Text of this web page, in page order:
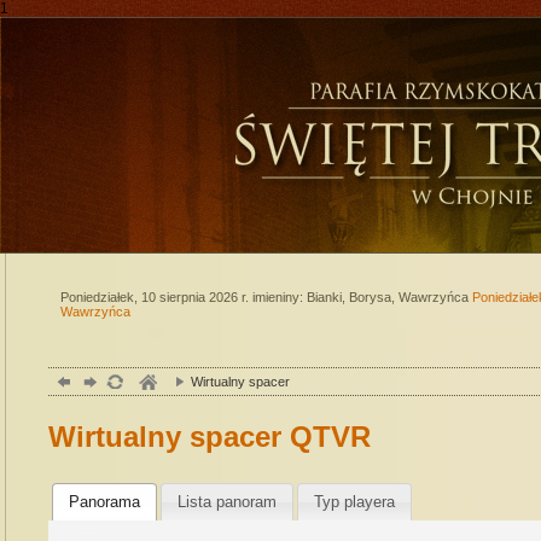
1
Poniedziałek, 10 sierpnia 2026 r. imieniny: Bianki, Borysa, Wawrzyńca
Wawrzyńca
Wirtualny spacer
Wirtualny spacer QTVR
Panorama Lista panoram Typ playera